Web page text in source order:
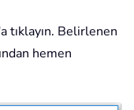
tıklayın. Belirlenen
hemen